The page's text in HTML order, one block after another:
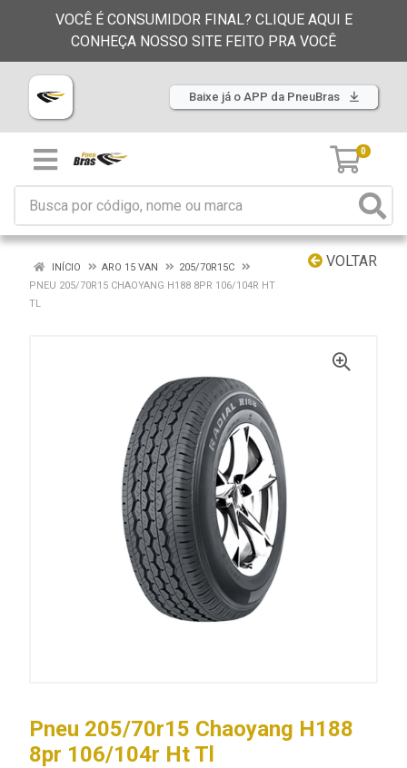
VOCÊ É CONSUMIDOR FINAL? CLIQUE AQUI E
CONHEÇA NOSSO SITE FEITO PRA VOCÊ
Baixe já o APP da PneuBras
0
VOLTAR
INÍCIO ARO 15 VAN
205/70R15C
PNEU 205/70R15 CHAOYANG H188 8PR 106/104R HT
TL
Pneu 205/70r15 Chaoyang H188
8pr 106/104r Ht Tl